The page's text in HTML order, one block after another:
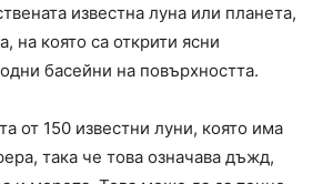
известна луна или планета,
на която са открити ясни
басейни на повърхността.
от 150 известни луни, която има
така че това означава дъжд,